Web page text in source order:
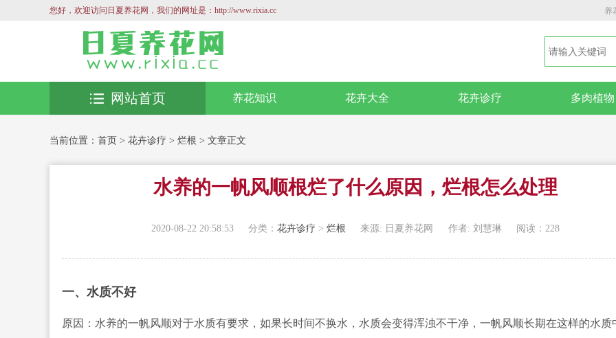
您好，欢迎访问日夏养花网，我们的网址是：http://www.rixia.cc 养
养花知识 花卉大全 花卉诊疗 多肉植物
网站首页
当前位置： 首页 > 花卉诊疗 > 烂根 > 文章正文
水养的一帆风顺根烂了什么原因，烂根怎么处理
2020-08-22 20:58:53 分类：花卉诊疗 >烂根 来源: 日夏养花网 作者: 刘慧琳 阅读：228
一、水质不好
原因：水养的一帆风顺对于水质有要求， 如果长时间不换水，水质会变得浑浊不干净，一帆风顺长期在这样的水质